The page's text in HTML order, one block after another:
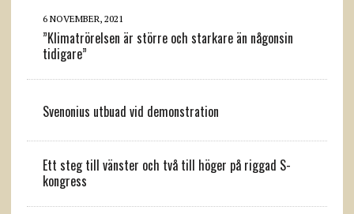
6 NOVEMBER, 2021
”Klimatrörelsen är större och starkare än någonsin
tidigare”
Svenonius utbuad vid demonstration
Ett steg till vänster och två till höger på riggad S-
kongress